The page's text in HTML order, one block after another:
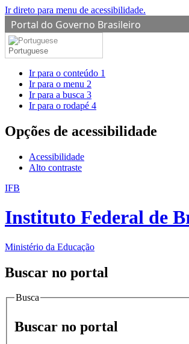
Ir direto para menu de acessibilidade.
Portal do Governo Brasileiro
Portuguese
Ir para o conteúdo 1
Ir para o menu 2
Ir para a busca 3
Ir para o rodapé 4
Opções de acessibilidade
Acessibilidade
Alto contraste
IFB
Instituto Federal de
Ministério da Educação
Buscar no portal
Busca
Buscar no portal